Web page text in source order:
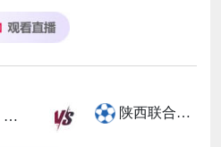
陕西联合月亮泊队